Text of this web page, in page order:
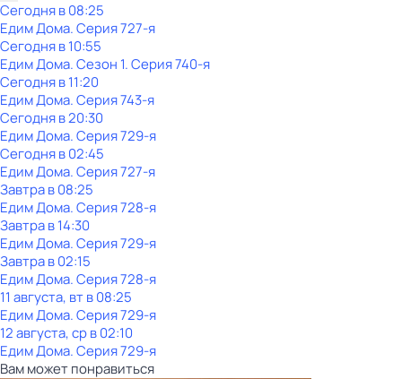
Сегодня в 08:25
Едим Дома. Серия 727-я
Сегодня в 10:55
Едим Дома. Сезон 1. Серия 740-я
Сегодня в 11:20
Едим Дома. Серия 743-я
Сегодня в 20:30
Едим Дома. Серия 729-я
Сегодня в 02:45
Едим Дома. Серия 727-я
Завтра в 08:25
Едим Дома. Серия 728-я
Завтра в 14:30
Едим Дома. Серия 729-я
Завтра в 02:15
Едим Дома. Серия 728-я
11 августа, вт в 08:25
Едим Дома. Серия 729-я
12 августа, ср в 02:10
Едим Дома. Серия 729-я
Вам может понравиться